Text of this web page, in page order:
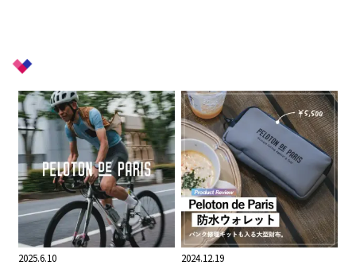
2025.6.10 2024.12.19